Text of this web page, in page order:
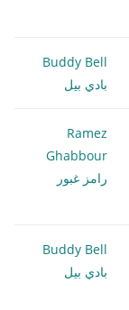
Buddy Bell
بادي بيل
Ramez
Ghabbour
رامز غبور
Buddy Bell
بادي بيل